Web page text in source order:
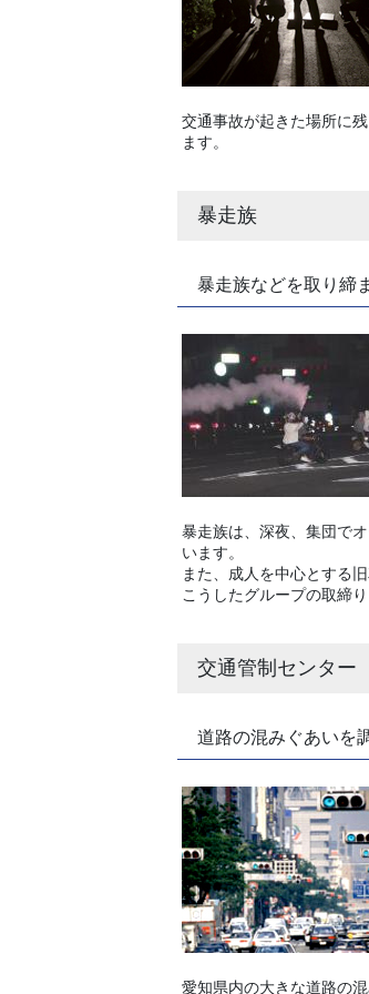
交通事故が起きた場所に
ます。
暴走族
暴走族などを取り締
暴走族は、深夜、集団で
います。
また、成人を中心とする
こうしたグループの取締
交通管制センター
道路の混みぐあいを
愛知県内の大きな道路の